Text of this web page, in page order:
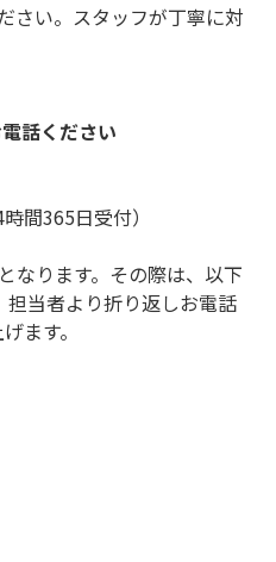
さい。スタッフが丁寧に対
話ください
間365日受付）
なります。その際は、以下
当者より折り返しお電話
ます。